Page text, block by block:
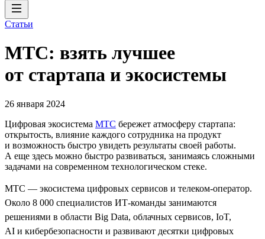
Статьи
МТС: взять лучшее
от стартапа и экосистемы
26 января 2024
Цифровая экосистема МТС бережет атмосферу стартапа:
открытость, влияние каждого сотрудника на продукт
и возможность быстро увидеть результаты своей работы.
А еще здесь можно быстро развиваться, занимаясь сложными
задачами на современном технологическом стеке.
МТС — экосистема цифровых сервисов и телеком-оператор.
Около 8 000 специалистов ИТ-команды занимаются
решениями в области Big Data, облачных сервисов, IoT,
AI и кибербезопасности и развивают десятки цифровых